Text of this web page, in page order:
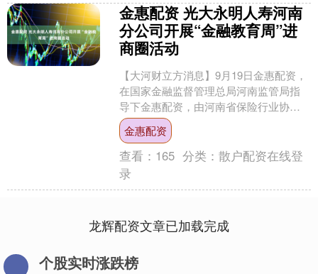
金惠配资 光大永明人寿河南
分公司开展“金融教育周”进
商圈活动
【大河财立方消息】9月19日金惠配资，
在国家金融监督管理总局河南监管局指
导下金惠配资，由河南省保险行业协会
主办，光大永明人寿等多家金融机构承
办的金融教育宣传进商....
金惠配资
查看： 165 分类：散户配资在线登
录
龙辉配资文章已加载完成
个股实时涨跌榜